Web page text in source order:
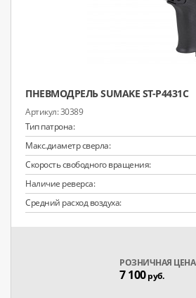
ПНЕВМОДРЕЛЬ SUMAKE ST-P4431C
30389
Тип патрона:
Макс.диаметр сверла:
Скорость свободного вращения:
Наличие реверса:
Средний расход воздуха:
РОЗНИЧНАЯ ЦЕНА
7 100руб.